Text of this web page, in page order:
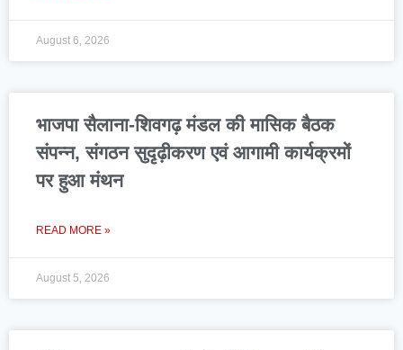
August 6, 2026
भाजपा सैलाना-शिवगढ़ मंडल की मासिक बैठक
संपन्न, संगठन सुदृढ़ीकरण एवं आगामी कार्यक्रमों
पर हुआ मंथन
READ MORE »
August 5, 2026